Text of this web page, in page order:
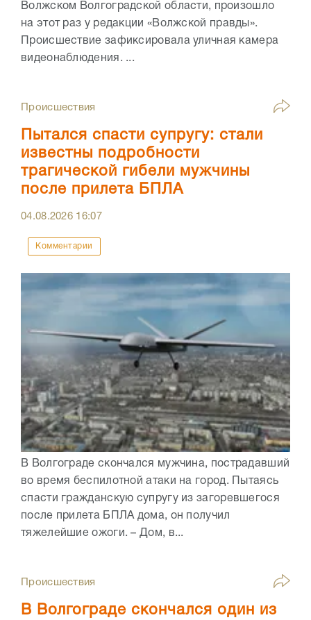
Волжском Волгоградской области, произошло
на этот раз у редакции «Волжской правды».
Происшествие зафиксировала уличная камера
видеонаблюдения. ...
Происшествия
Пытался спасти супругу: стали
известны подробности
трагической гибели мужчины
после прилета БПЛА
04.08.2026 16:07
Комментарии
В Волгограде скончался мужчина, пострадавший
во время беспилотной атаки на город. Пытаясь
спасти гражданскую супругу из загоревшегося
после прилета БПЛА дома, он получил
тяжелейшие ожоги. – Дом, в...
Происшествия
В Волгограде скончался один из